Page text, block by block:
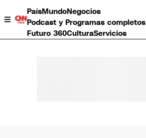
PaísMundoNegocios
Podcast y Programas completos
Futuro 360CulturaServicios